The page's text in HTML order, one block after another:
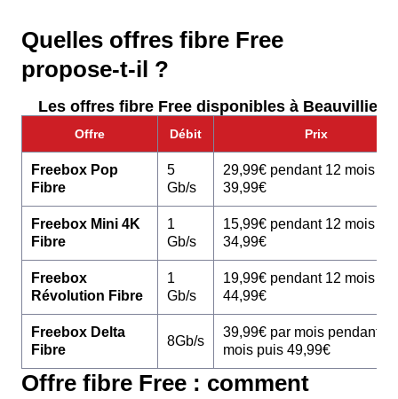
Quelles offres fibre Free
propose-t-il ?
Les offres fibre Free disponibles à Beauvilliers
Offre Débit Prix
Freebox Pop
Fibre
5
Gb/s
29,99€ pendant 12 mois
39,99€
Freebox Mini 4K
Fibre
1
Gb/s
15,99€ pendant 12 mois
34,99€
Freebox
Révolution Fibre
1
Gb/s
19,99€ pendant 12 mois
44,99€
Freebox Delta
Fibre
8Gb/s
39,99€ par mois pendant 12
mois puis 49,99€
Offre fibre Free : comment